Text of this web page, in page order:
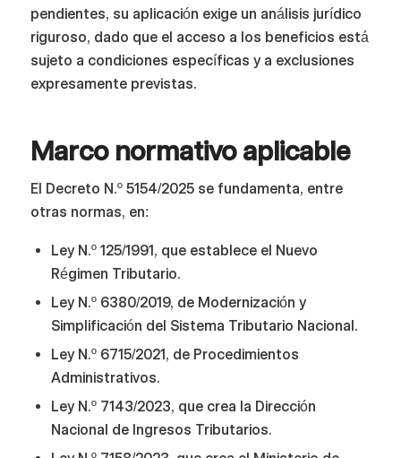
pendientes, su aplicación exige un análisis jurídico
riguroso, dado que el acceso a los beneficios está
sujeto a condiciones específicas y a exclusiones
expresamente previstas.
Marco normativo aplicable
El Decreto N.º 5154/2025 se fundamenta, entre
otras normas, en:
Ley N.º 125/1991, que establece el Nuevo
Régimen Tributario.
Ley N.º 6380/2019, de Modernización y
Simplificación del Sistema Tributario Nacional.
Ley N.º 6715/2021, de Procedimientos
Administrativos.
Ley N.º 7143/2023, que crea la Dirección
Nacional de Ingresos Tributarios.